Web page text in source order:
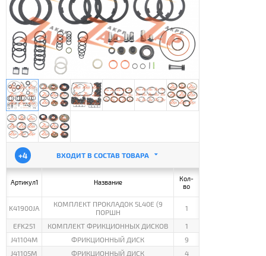
+4 ВХОДИТ В СОСТАВ ТОВАРА
Артикул1 Название
Кол-
во
K41900JA
КОМПЛЕКТ ПРОКЛАДОК 5L40E (9
ПОРШН
1
EFK251 КОМПЛЕКТ ФРИКЦИОННЫХ ДИСКОВ
1
J41104M
ФРИКЦИОННЫЙ ДИСК
9
J41105M
ФРИКЦИОННЫЙ ДИСК 4